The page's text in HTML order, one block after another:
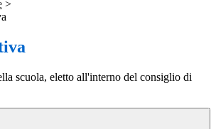
>
scuola, eletto all'interno del consiglio di